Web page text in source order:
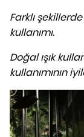
Farklı
kullanımı.
Doğal ışık
kullanımının